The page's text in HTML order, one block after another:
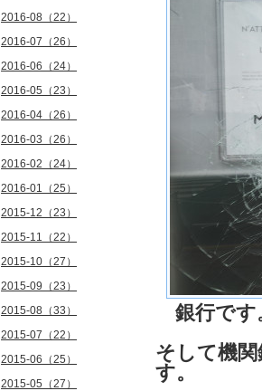
銀行です
そして機
す。
2016-08（22）
2016-07（26）
2016-06（24）
2016-05（23）
2016-04（26）
2016-03（26）
2016-02（24）
2016-01（25）
2015-12（23）
2015-11（22）
2015-10（27）
2015-09（23）
2015-08（33）
2015-07（22）
2015-06（25）
2015-05（27）